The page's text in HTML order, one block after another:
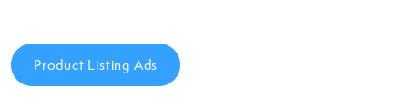
Product Listing Ads